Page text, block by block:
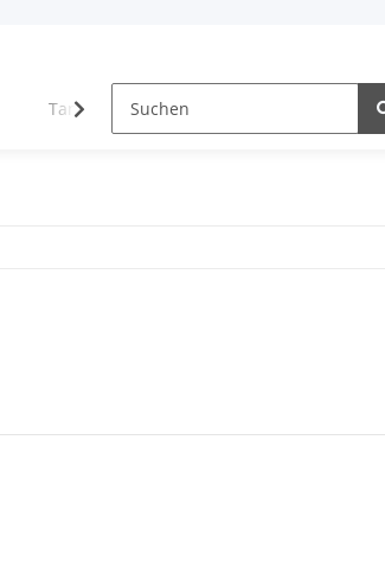
Tanja Steinbach